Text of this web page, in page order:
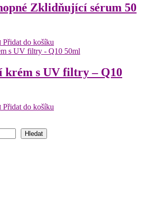
Zklidňující sérum 50
Přidat do košíku
krém s UV filtry – Q10
Přidat do košíku
Hledat